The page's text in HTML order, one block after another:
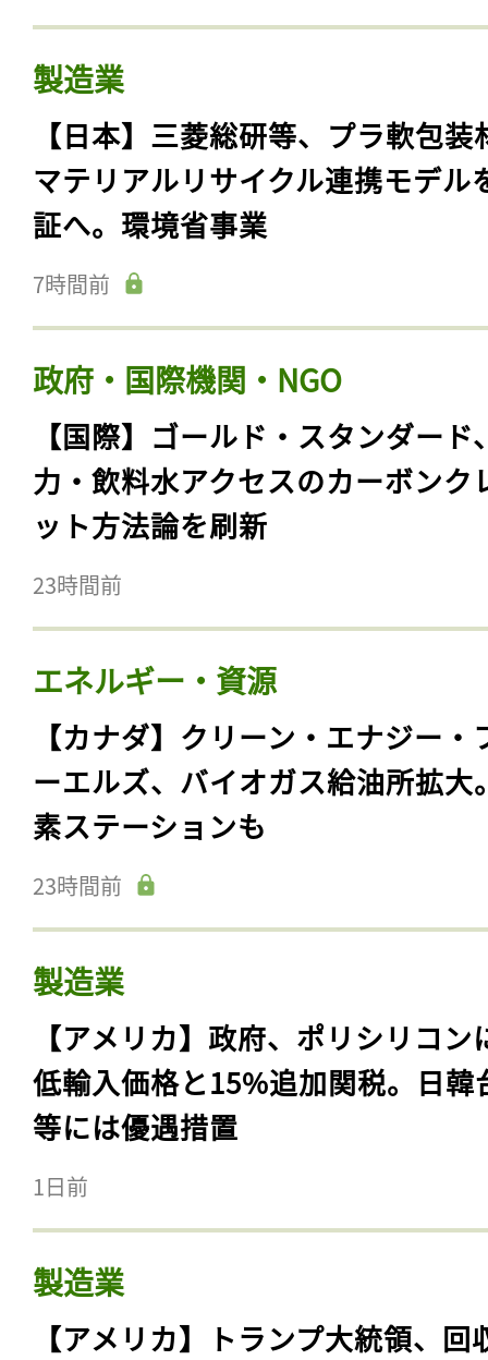
製造業
【日本】三菱総研等、プラ軟包装
マテリアルリサイクル連携モデル
証へ。環境省事業
7時間前
政府・国際機関・NGO
【国際】ゴールド・スタンダード
力・飲料水アクセスのカーボンク
ット方法論を刷新
23時間前
エネルギー・資源
【カナダ】クリーン・エナジー・
ーエルズ、バイオガス給油所拡大
素ステーションも
23時間前
製造業
【アメリカ】政府、ポリシリコン
低輸入価格と15%追加関税。日韓
等には優遇措置
1日前
製造業
【アメリカ】トランプ大統領、回